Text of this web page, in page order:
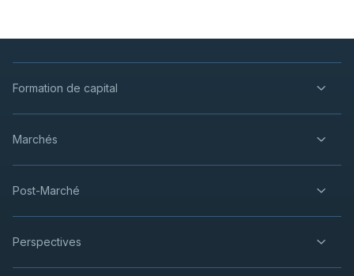
Formation de capital
Marchés
Post-Marché
Perspectives